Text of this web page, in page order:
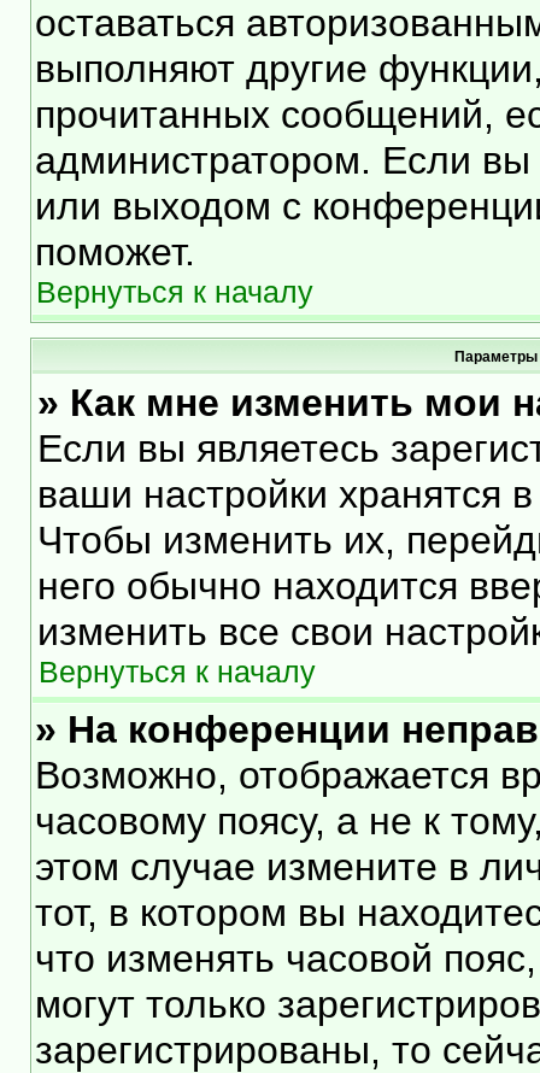
оставаться
выполняют другие
прочитанных сообщений,
администратором. Если
или выходом с
поможет.
Вернуться к началу
Параметры
» Как мне изменить мои
Если вы являетесь
ваши настройки хранятся
Чтобы изменить их,
него обычно находится
изменить все свои
Вернуться к началу
» На конференции
Возможно, отображается
часовому поясу, а не к
этом случае измените в
тот, в котором вы
что изменять часовой
могут только
зарегистрированы, то